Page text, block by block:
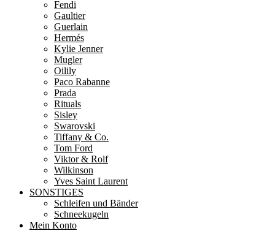
Fendi
Gaultier
Guerlain
Hermés
Kylie Jenner
Mugler
Oilily
Paco Rabanne
Prada
Rituals
Sisley
Swarovski
Tiffany & Co.
Tom Ford
Viktor & Rolf
Wilkinson
Yves Saint Laurent
SONSTIGES
Schleifen und Bänder
Schneekugeln
Mein Konto